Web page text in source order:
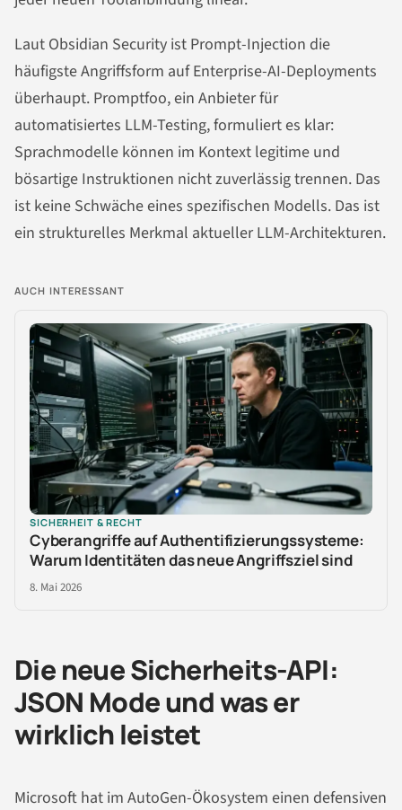
Laut Obsidian Security ist Prompt-Injection die
häufigste Angriffsform auf Enterprise-AI-Deployments
überhaupt. Promptfoo, ein Anbieter für
automatisiertes LLM-Testing, formuliert es klar:
Sprachmodelle können im Kontext legitime und
bösartige Instruktionen nicht zuverlässig trennen. Das
ist keine Schwäche eines spezifischen Modells. Das ist
ein strukturelles Merkmal aktueller LLM-Architekturen.
AUCH INTERESSANT
SICHERHEIT & RECHT
Cyberangriffe auf Authentifizierungssysteme:
Warum Identitäten das neue Angriffsziel sind
8. Mai 2026
Die neue Sicherheits-API:
JSON Mode und was er
wirklich leistet
Microsoft hat im AutoGen-Ökosystem einen defensiven